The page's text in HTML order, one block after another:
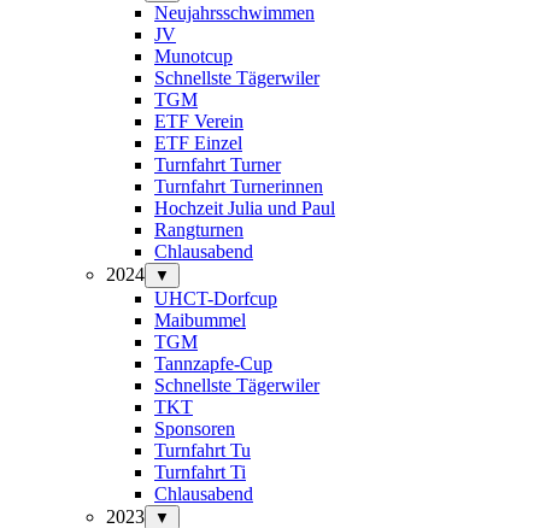
Neujahrsschwimmen
JV
Munotcup
Schnellste Tägerwiler
TGM
ETF Verein
ETF Einzel
Turnfahrt Turner
Turnfahrt Turnerinnen
Hochzeit Julia und Paul
Rangturnen
Chlausabend
2024
▼
UHCT-Dorfcup
Maibummel
TGM
Tannzapfe-Cup
Schnellste Tägerwiler
TKT
Sponsoren
Turnfahrt Tu
Turnfahrt Ti
Chlausabend
2023
▼